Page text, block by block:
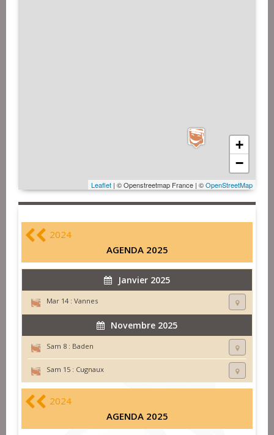
+
−
Leaflet | © Openstreetmap France | ©OpenStreetMap
2024
AGENDA 2025
Janvier 2025
Mar 14 : Vannes
Novembre 2025
Sam 8 : Baden
Sam 15 : Cugnaux
2024
AGENDA 2025